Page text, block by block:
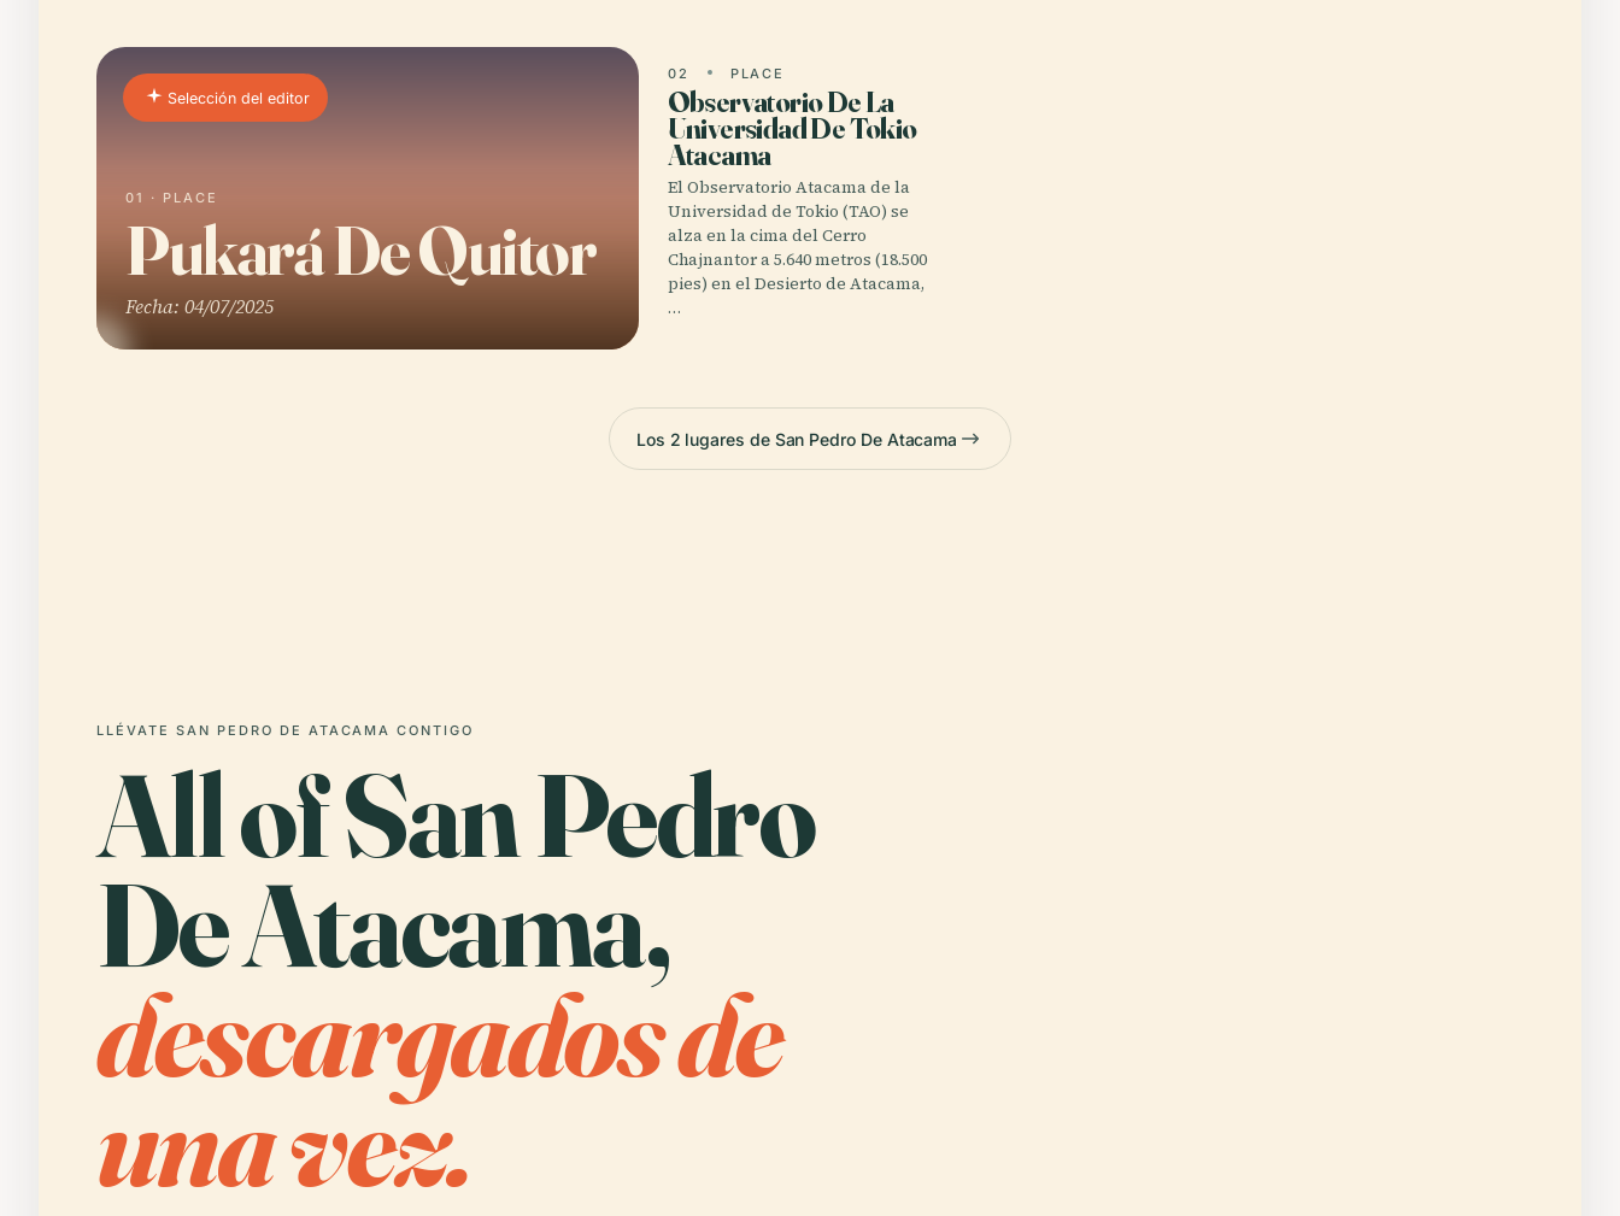
Selección del editor
01 · PLACE
Pukará De Quitor
Fecha: 04/07/2025
02 PLACE
Observatorio De La
Universidad De Tokio
Atacama
El Observatorio Atacama de la
Universidad de Tokio (TAO) se
alza en la cima del Cerro
Chajnantor a 5.640 metros (18.500
pies) en el Desierto de Atacama,
…
Los 2 lugares de San Pedro De Atacama
LLÉVATE SAN PEDRO DE ATACAMA CONTIGO
All of San Pedro
De Atacama,
descargados de
una vez.